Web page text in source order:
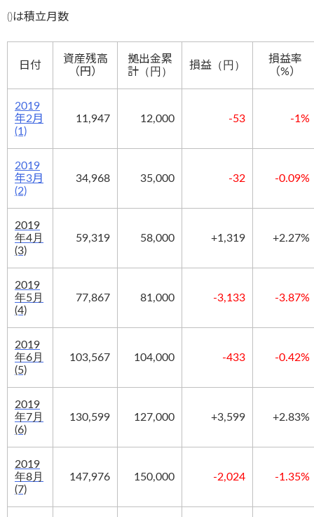
()は積立月数
日付
資産残高
（円）
拠出金累
計（円）
損益 （円）
損益率
（%）
2019
年2月
(1)
11,947 12,000 -53 -1%
2019
年3月
(2)
34,968 35,000 -32 -0.09%
2019
年4月
(3)
59,319 58,000 +1,319 +2.27%
2019
年5月
(4)
77,867 81,000 -3,133 -3.87%
2019
年6月
(5)
103,567 104,000 -433 -0.42%
2019
年7月
(6)
130,599 127,000 +3,599 +2.83%
2019
年8月
(7)
147,976 150,000 -2,024 -1.35%